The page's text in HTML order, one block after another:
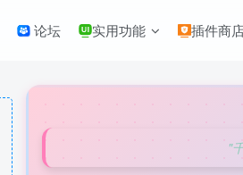
论坛 实用功能 插件商
"